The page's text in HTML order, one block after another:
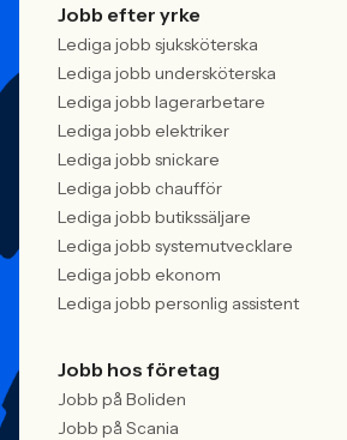
Jobb efter yrke
Lediga jobb sjuksköterska
Lediga jobb undersköterska
Lediga jobb lagerarbetare
Lediga jobb elektriker
Lediga jobb snickare
Lediga jobb chaufför
Lediga jobb butikssäljare
Lediga jobb systemutvecklare
Lediga jobb ekonom
Lediga jobb personlig assistent
Jobb hos företag
Jobb på Boliden
Jobb på Scania